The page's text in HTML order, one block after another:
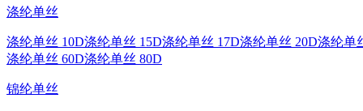
涤纶单丝
涤纶单丝 10D涤纶单丝 15D涤纶单丝 17D涤纶单丝 20D涤纶单
涤纶单丝 60D涤纶单丝 80D
锦纶单丝